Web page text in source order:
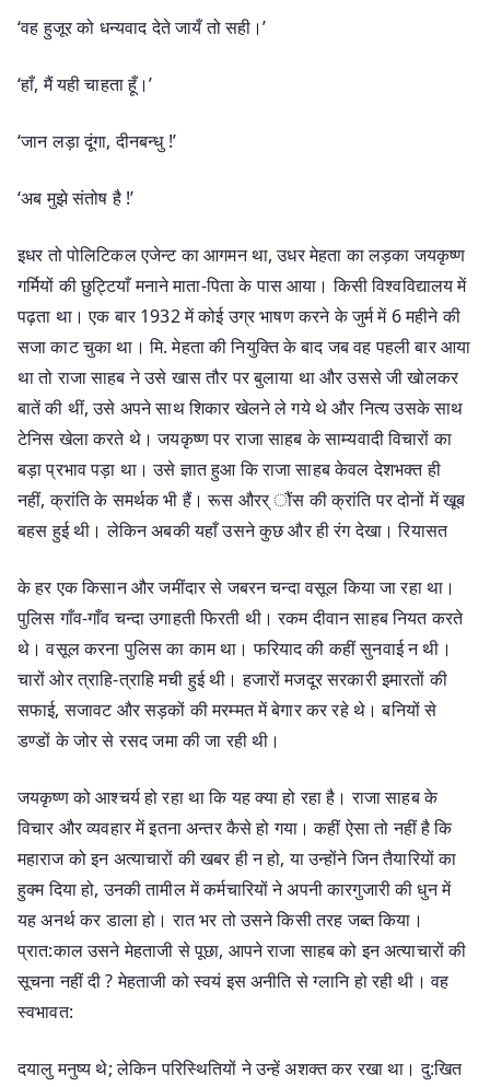
‘वह हुजूर को धन्यवाद देते जायँ तो सही।’
‘हाँ, मैं यही चाहता हूँ।’
‘जान लड़ा दूंगा, दीनबन्धु !’
‘अब मुझे संतोष है !’
इधर तो पोलिटिकल एजेन्ट का आगमन था, उधर मेहता का लड़का जयकृष्ण
गर्मियों की छुट्टियाँ मनाने माता-पिता के पास आया। किसी विश्वविद्यालय में
पढ़ता था। एक बार 1932 में कोई उग्र भाषण करने के जुर्म में 6 महीने की
सजा काट चुका था। मि. मेहता की नियुक्ति के बाद जब वह पहली बार आया
था तो राजा साहब ने उसे खास तौर पर बुलाया था और उससे जी खोलकर
बातें की थीं, उसे अपने साथ शिकार खेलने ले गये थे और नित्य उसके साथ
टेनिस खेला करते थे। जयकृष्ण पर राजा साहब के साम्यवादी विचारों का
बड़ा प्रभाव पड़ा था। उसे ज्ञात हुआ कि राजा साहब केवल देशभक्त ही
नहीं, क्रांति के समर्थक भी हैं। रूस औरर् ौंस की क्रांति पर दोनों में खूब
बहस हुई थी। लेकिन अबकी यहाँ उसने कुछ और ही रंग देखा। रियासत
के हर एक किसान और जमींदार से जबरन चन्दा वसूल किया जा रहा था।
पुलिस गाँव-गाँव चन्दा उगाहती फिरती थी। रकम दीवान साहब नियत करते
थे। वसूल करना पुलिस का काम था। फरियाद की कहीं सुनवाई न थी।
चारों ओर त्राहि-त्राहि मची हुई थी। हजारों मजदूर सरकारी इमारतों की
सफाई, सजावट और सड़कों की मरम्मत में बेगार कर रहे थे। बनियों से
डण्डों के जोर से रसद जमा की जा रही थी।
जयकृष्ण को आश्चर्य हो रहा था कि यह क्या हो रहा है। राजा साहब के
विचार और व्यवहार में इतना अन्तर कैसे हो गया। कहीं ऐसा तो नहीं है कि
महाराज को इन अत्याचारों की खबर ही न हो, या उन्होंने जिन तैयारियों का
हुक्म दिया हो, उनकी तामील में कर्मचारियों ने अपनी कारगुजारी की धुन में
यह अनर्थ कर डाला हो। रात भर तो उसने किसी तरह जब्त किया।
प्रात:काल उसने मेहताजी से पूछा, आपने राजा साहब को इन अत्याचारों की
सूचना नहीं दी ? मेहताजी को स्वयं इस अनीति से ग्लानि हो रही थी। वह
स्वभावत:
दयालु मनुष्य थे; लेकिन परिस्थितियों ने उन्हें अशक्त कर रखा था। दु:खित